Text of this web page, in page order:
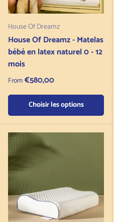
House Of Dreamz
House Of Dreamz - Matelas
bébé en latex naturel 0 - 12
mois
Regular price
From€580,00
Choisir les options